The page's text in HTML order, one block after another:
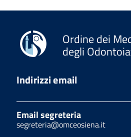
Ordine dei
degli
Indirizzi email
Email segreteria
segreteria@omceosiena.it